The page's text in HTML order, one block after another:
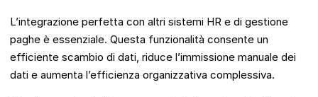
L’integrazione perfetta con altri sistemi HR e di gestione
paghe è essenziale. Questa funzionalità consente un
efficiente scambio di dati, riduce l’immissione manuale dei
dati e aumenta l’efficienza organizzativa complessiva.